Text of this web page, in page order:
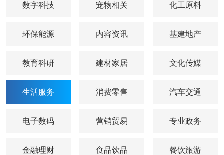
数字科技 宠物相关 化工原料
环保能源 内容资讯 基建地产
教育科研 建材家居 文化传媒
生活服务 消费零售 汽车交通
电子数码 营销贸易 专业政务
金融理财 食品饮品 餐饮旅游